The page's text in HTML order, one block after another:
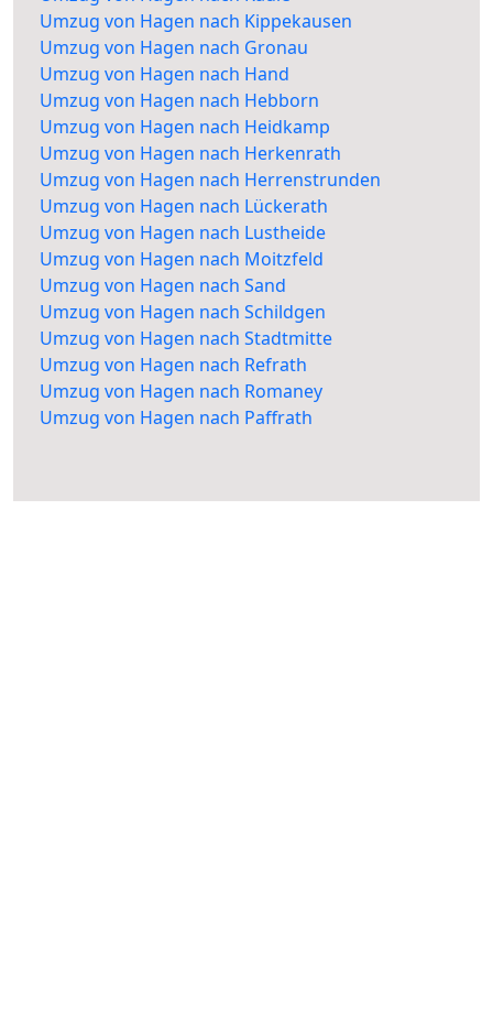
Umzug von Hagen nach Kippekausen
Umzug von Hagen nach Gronau
Umzug von Hagen nach Hand
Umzug von Hagen nach Hebborn
Umzug von Hagen nach Heidkamp
Umzug von Hagen nach Herkenrath
Umzug von Hagen nach Herrenstrunden
Umzug von Hagen nach Lückerath
Umzug von Hagen nach Lustheide
Umzug von Hagen nach Moitzfeld
Umzug von Hagen nach Sand
Umzug von Hagen nach Schildgen
Umzug von Hagen nach Stadtmitte
Umzug von Hagen nach Refrath
Umzug von Hagen nach Romaney
Umzug von Hagen nach Paffrath